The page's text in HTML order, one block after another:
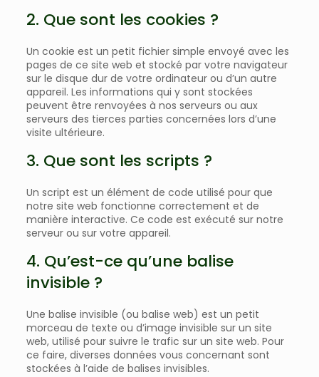
2. Que sont les cookies ?
Un cookie est un petit fichier simple envoyé avec les
pages de ce site web et stocké par votre navigateur
sur le disque dur de votre ordinateur ou d’un autre
appareil. Les informations qui y sont stockées
peuvent être renvoyées à nos serveurs ou aux
serveurs des tierces parties concernées lors d’une
visite ultérieure.
3. Que sont les scripts ?
Un script est un élément de code utilisé pour que
notre site web fonctionne correctement et de
manière interactive. Ce code est exécuté sur notre
serveur ou sur votre appareil.
4. Qu’est-ce qu’une balise
invisible ?
Une balise invisible (ou balise web) est un petit
morceau de texte ou d’image invisible sur un site
web, utilisé pour suivre le trafic sur un site web. Pour
ce faire, diverses données vous concernant sont
stockées à l’aide de balises invisibles.